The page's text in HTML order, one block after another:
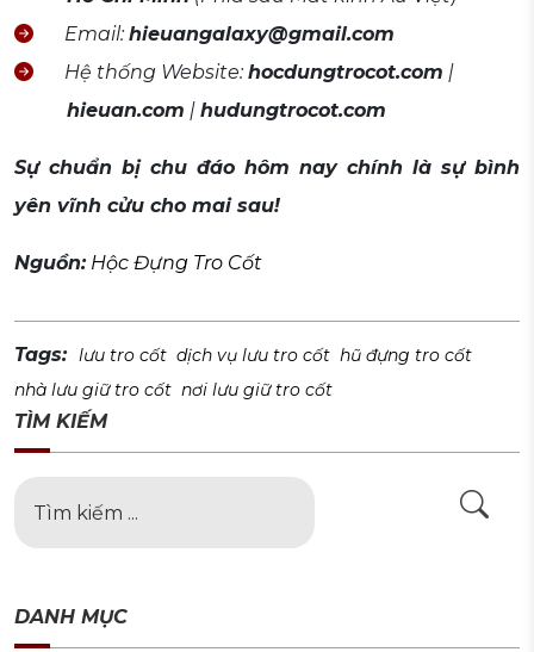
Email: hieuangalaxy@gmail.com
Hệ thống Website: hocdungtrocot.com |
hieuan.com | hudungtrocot.com
Sự chuẩn bị chu đáo hôm nay chính là sự bình
yên vĩnh cửu cho mai sau!
Nguồn: Hộc Đựng Tro Cốt
Tags: lưu tro cốt dịch vụ lưu tro cốt hũ đựng tro cốt
nhà lưu giữ tro cốt nơi lưu giữ tro cốt
TÌM KIẾM
DANH MỤC